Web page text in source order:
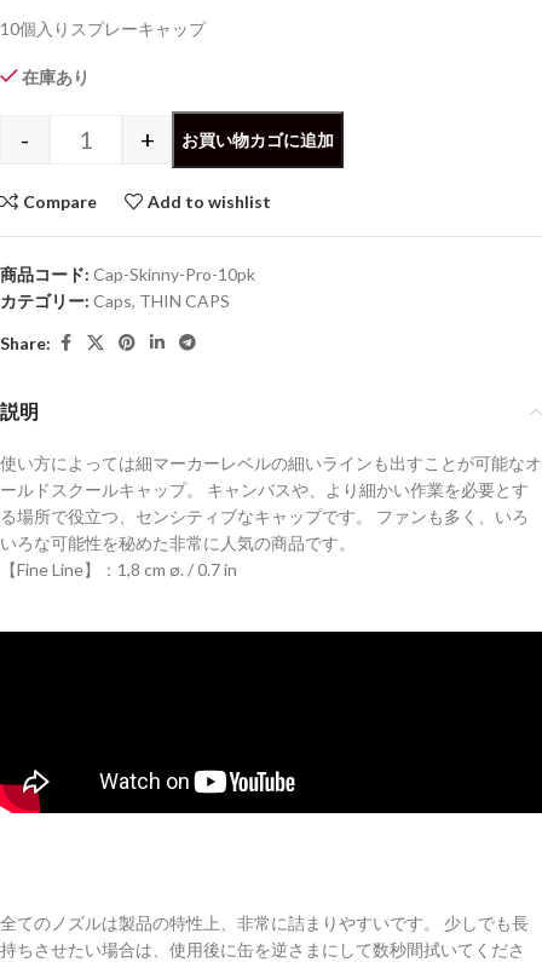
10個入りスプレーキャップ
在庫あり
- + お買い物カゴに追加
Compare Add to wishlist
商品コード: Cap-Skinny-Pro-10pk
カテゴリー: Caps, THIN CAPS
Share:
説明
使い方によっては細マーカーレベルの細いラインも出すことが可能なオ
ールドスクールキャップ。 キャンバスや、より細かい作業を必要とす
る場所で役立つ、センシティブなキャップです。 ファンも多く、いろ
いろな可能性を秘めた非常に人気の商品です。
【Fine Line】：1,8 cm ø. / 0.7 in
全てのノズルは製品の特性上、非常に詰まりやすいです。 少しでも長
持ちさせたい場合は、使用後に缶を逆さまにして数秒間拭いてくださ